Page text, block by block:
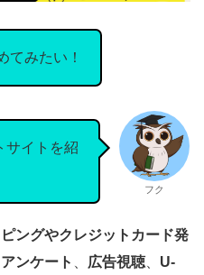
てみたい！
サイトを紹
フク
ングやクレジットカード発
アンケート 広告視聴、 U-